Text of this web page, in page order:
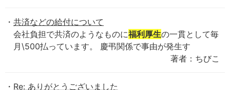
共済などの給付について
会社負担で共済のようなものに福利厚生の一貫として毎
月\500払っています。 慶弔関係で事由が発生す
著者：ちびこ
Re: ありがとうございました